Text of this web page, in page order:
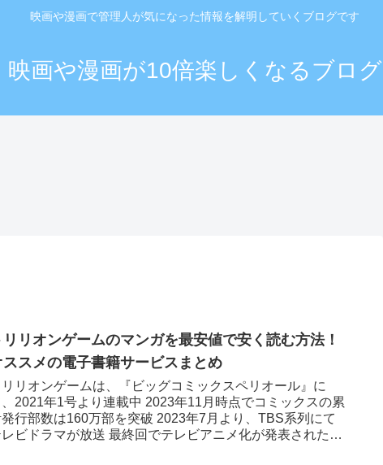
映画や漫画で管理人が気になった情報を解明していくブログです
映画や漫画が10倍楽しくなるブログ
リリオンゲームのマンガを最安値で安く読む方法！
ススメの電子書籍サービスまとめ
リリオンゲームは、『ビッグコミックスペリオール』に
、2021年1号より連載中 2023年11月時点でコミックスの累
行部数は160万部を突破 2023年7月より、TBS系列にて
レビドラマが放送 最終回でテレビアニメ化が発表された